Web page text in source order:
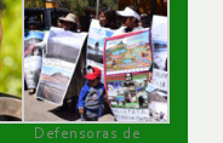
Defensoras de